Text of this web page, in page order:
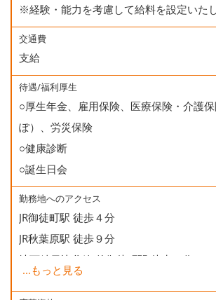
※経験・能力を考慮して給料を設定いたし
交通費
支給
待遇/福利厚生
○厚生年金、雇用保険、医療保険・介護
ぽ）、労災保険
○健康診断
○誕生日会
勤務地へのアクセス
JR御徒町駅 徒歩４分
JR秋葉原駅 徒歩９分
地下鉄日比谷線 仲御徒町駅 徒歩２分
地下鉄銀座線 末広町駅 徒歩５分
...もっと見る